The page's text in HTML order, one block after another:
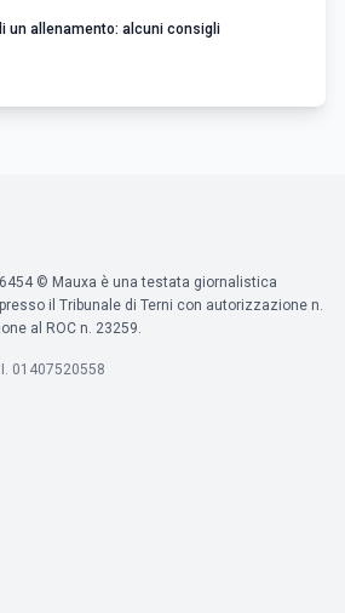
un allenamento: alcuni consigli
© Mauxa è una testata giornalistica
il Tribunale di Terni con autorizzazione n.
al ROC n. 23259.
01407520558